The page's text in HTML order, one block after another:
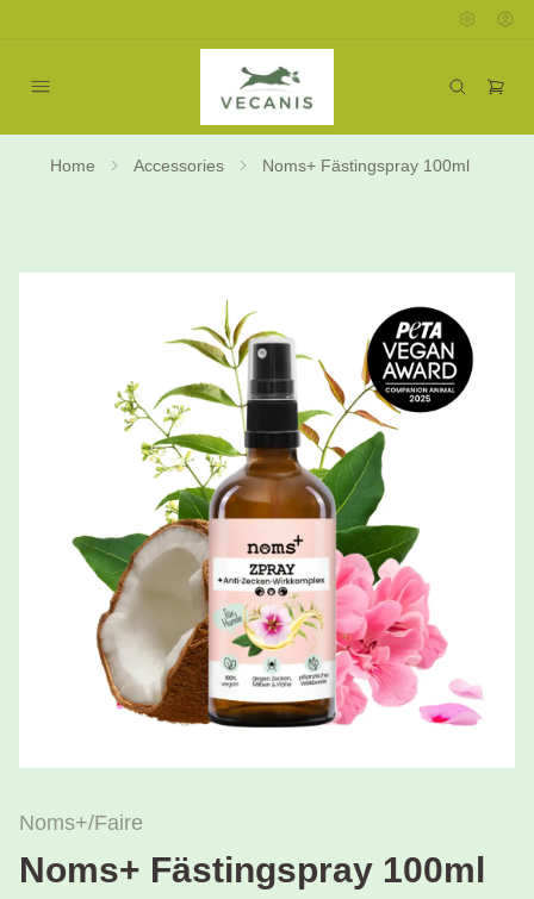
Home Accessories Noms+ Fästingspray 100ml
Noms+/Faire
Noms+ Fästingspray 100ml